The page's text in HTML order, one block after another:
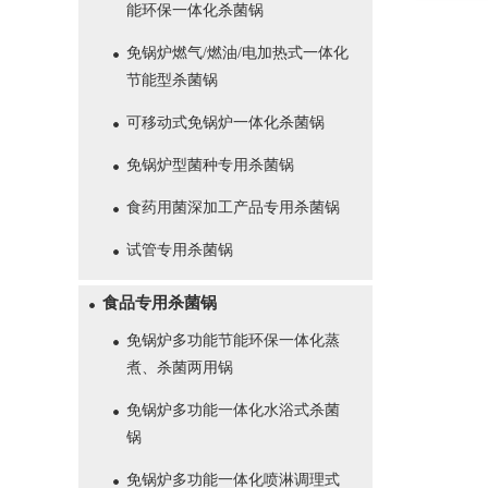
能环保一体化杀菌锅
免锅炉燃气/燃油/电加热式一体化
节能型杀菌锅
可移动式免锅炉一体化杀菌锅
免锅炉型菌种专用杀菌锅
食药用菌深加工产品专用杀菌锅
试管专用杀菌锅
食品专用杀菌锅
免锅炉多功能节能环保一体化蒸
煮、杀菌两用锅
免锅炉多功能一体化水浴式杀菌
锅
免锅炉多功能一体化喷淋调理式